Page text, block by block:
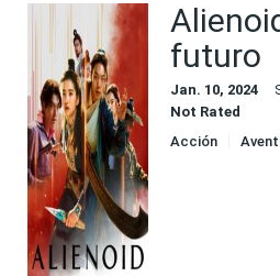
futuro
Jan. 10, 2024
Not Rated
Acción